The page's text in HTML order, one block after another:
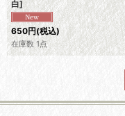
白]
650円(税込)
在庫数 1点